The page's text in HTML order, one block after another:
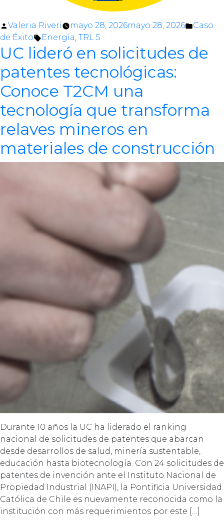
Posted
by
Valeria Riveri mayo 28, 2026mayo 28, 2026
Posted
Caso
de Éxito
Tags:
Energía, TRL 5
UC lideró en solicitudes de
patentes tecnológicas:
Conoce T2CM una
tecnología que transforma
relaves mineros en
materiales de construcción
Durante 10 años la UC ha liderado el ranking
nacional de solicitudes de patentes que abarcan
desde desarrollos de salud, minería sustentable,
educación hasta biotecnología. Con 24 solicitudes de
patentes de invención ante el Instituto Nacional de
Propiedad Industrial (INAPI), la Pontificia Universidad
Católica de Chile es nuevamente reconocida como la
institución con más requerimientos por este […]